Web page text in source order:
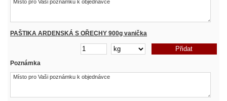
PAŠTIKA ARDENSKÁ S OŘECHY 900g vanička
Poznámka